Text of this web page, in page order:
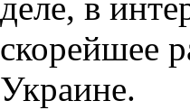
деле, в
скорейшее
Украине.